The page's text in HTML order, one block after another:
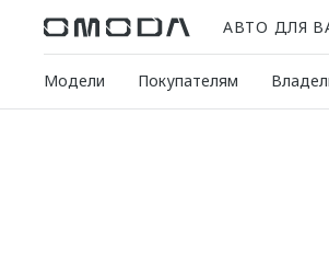
АВТО ДЛЯ
Модели Покупателям